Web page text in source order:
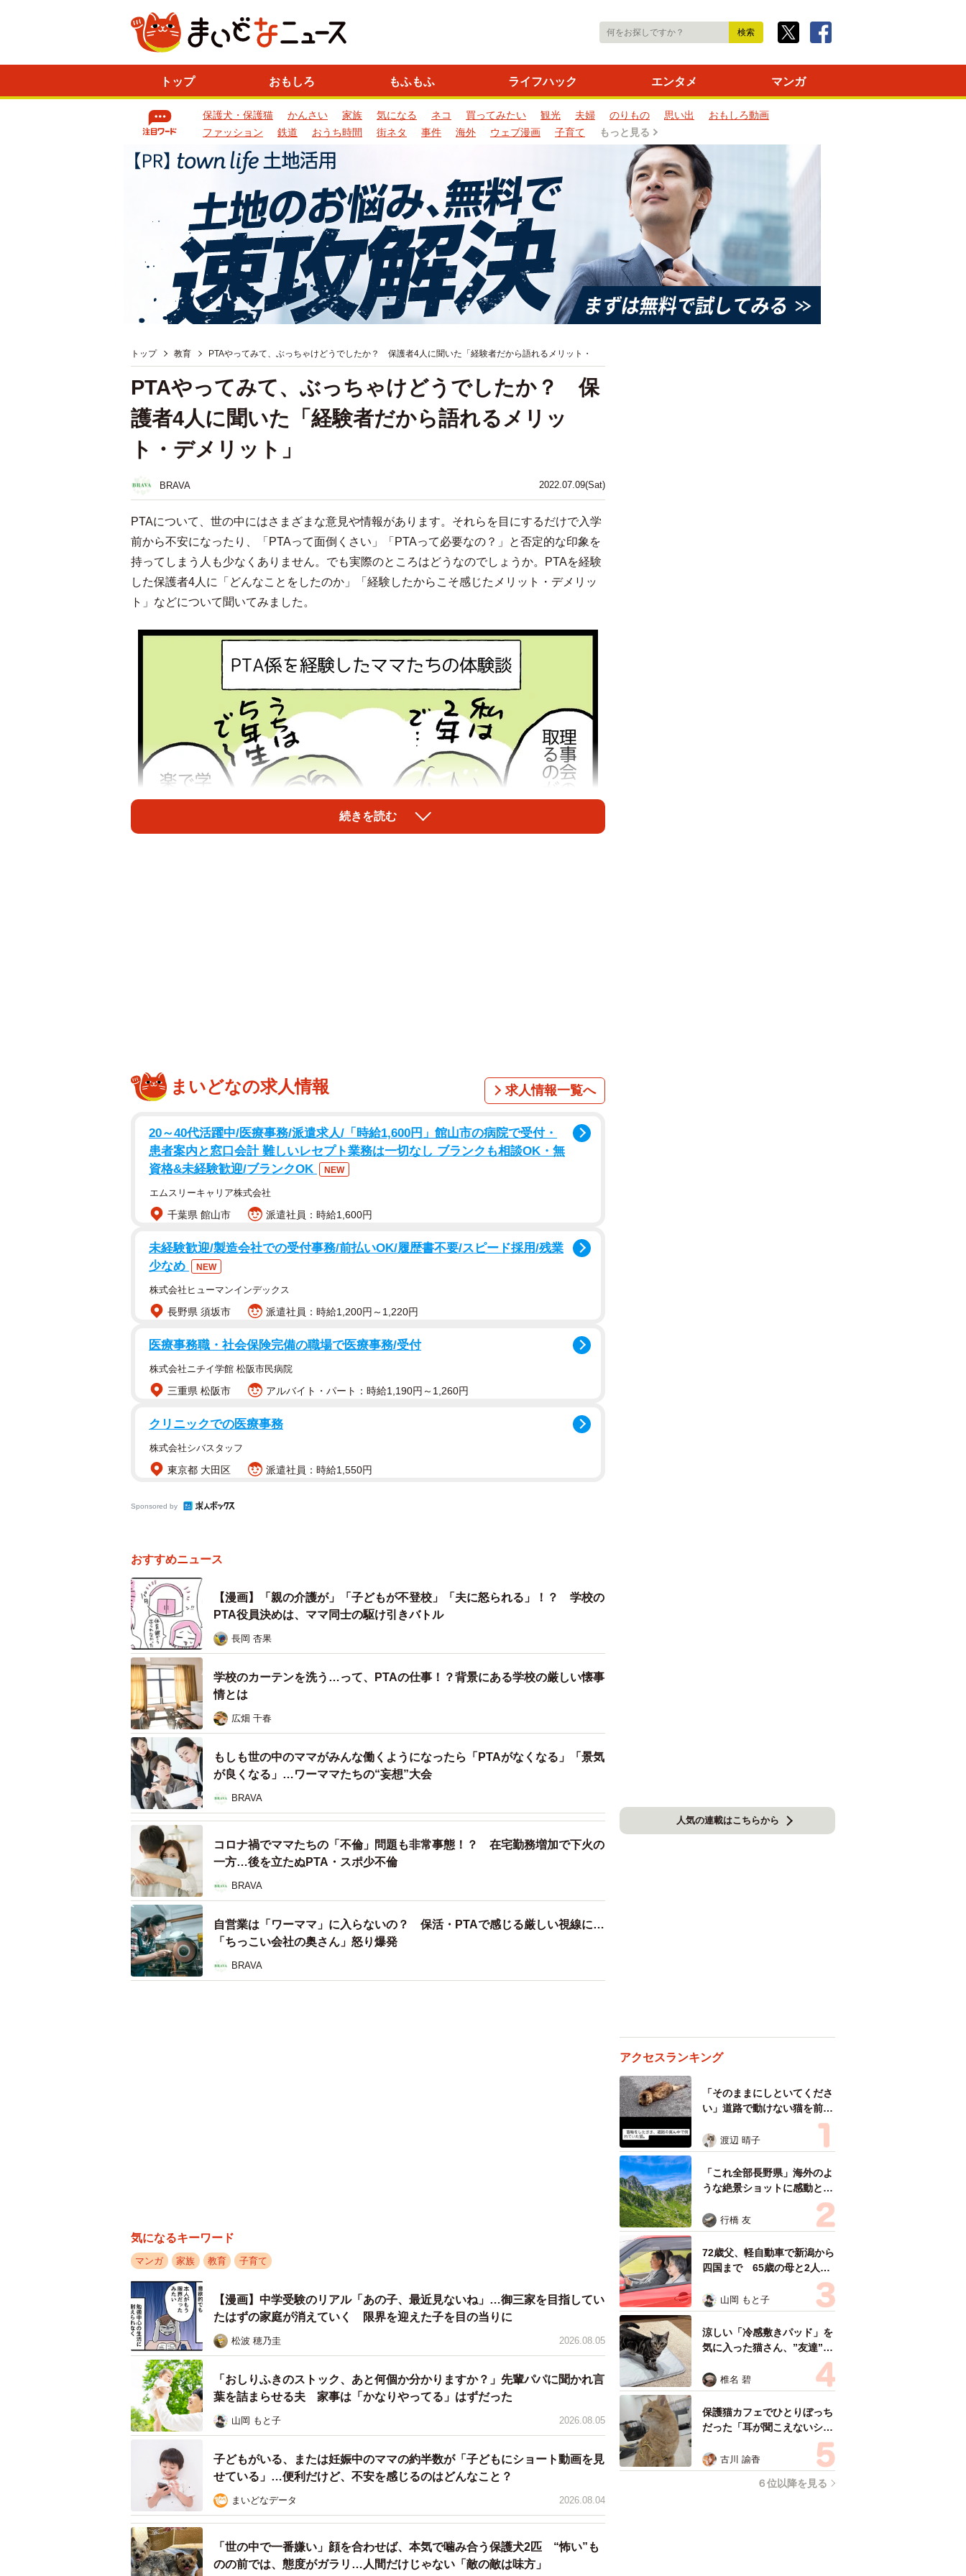
トップ おもしろ もふもふ ライフハック エンタメ マンガ
保護犬・保護猫 かんさい 家族 気になる ネコ 買ってみたい 観光 夫婦 のりもの 思い出
おもしろ動画
ファッション
鉄道 おうち時間 街ネタ 事件 海外 ウェブ漫画 子育て もっと見る
トップ 教育 PTAやってみて、ぶっちゃけどうでしたか？ 保護者4人に聞いた「経験者だから語れるメリット・
2022.07.09(Sat)
PTAやってみて、ぶっちゃけどうでしたか？ 保
護者4人に聞いた「経験者だから語れるメリッ
ト・デメリット」
BRAVA
PTAについて、世の中にはさまざまな意見や情報があります。それらを目にするだけで入学
前から不安になったり、「PTAって面倒くさい」「PTAって必要なの？」と否定的な印象を
持ってしまう人も少なくありません。でも実際のところはどうなのでしょうか。PTAを経験
した保護者4人に「どんなことをしたのか」「経験したからこそ感じたメリット・デメリッ
ト」などについて聞いてみました。
にリサーチして、働いていても割とやりやすい係に立候補したというMさん（子ども8歳／
小学校3年生）に聞きました。
◇ ◇
▽どんな係を担当した？
子どもが小学校1年生のとき「学年代表係」といって、主にPTAが学校全体に伝えたいこと
などをクラスに一斉メールするという役割です。
▽具体的にどんなことするの？
PTAの役員さんから「この内容を流してください」というメールが来たら、クラス全員にメ
ールを流します。お互いのアドレスが分からないよう宛先をBccにしたり、簡単な時候の挨
拶を入れたり。お知らせ事項やイベントの注意事項くらいだったので、1学期に2～3回送る
メールを送っていました。そのほかは2カ月に1回開催されるPTA理事会に出席する、運動会
や合唱コンクールなどのイベントのときに受付や誘導などのお手伝いをする…くらいでし
た。
▽一番苦労したこと
苦労したというか、理事会のたびに半休を取るのがキツかったです。2人体制だったので、2
学期以降は出席も分担し、出席回数も減って楽になりましたね。
▽経験したからこそ感じたメリットとデメリット
かったですね。デメリットと言えるか分かりませんが、一度PTAをやると「経験者」とみな
され、また数年後も何かやってくれるよね？的な空気があるのでそれがちょっと困りまし
た。
▽具体的にどんなことするの？
た。作業内容としては、
・お祭りの1カ月ほど前に近所にあいさつ回り、お祭りのポスターを貼る（場所は毎年決ま
っている）
・祭り前日に小学校の保管場所から綿あめ製造機（？）を校庭の定位置に設置して、諸々作
業しやすいように準備する（もちろん数人で）。
・祭り当日（2日間のどちらか）に綿あめ作成と露店に並んでいる人の誘導を交代で行う
・祭り後の撤去、翌日の掃除（これはほぼ全員で）
という感じでしたが、2日間ともフォローなどでなにかしらバタバタ動いていました。
▽一番苦労したこと
当時まだ下の子が1歳だったので、主人や母に私がいない間の世話をお願いしなければいけ
なかったことです。特に当日2日間は、お祭り自体が16時～18時半だったので、後片付けや
掃除などでけっこう遅くまでかかってしまい、下の子が大泣きして主人や母が大変だったこ
とですかね。
続きを読む
まいどなの求人情報 求人情報一覧へ
20～40代活躍中/医療事務/派遣求人/「時給1,600円」館山市の病院で受付・
患者案内と窓口会計 難しいレセプト業務は一切なし ブランクも相談OK・無
資格&未経験歓迎/ブランクOK
NEW
エムスリーキャリア株式会社
千葉県 館山市 派遣社員：時給1,600円
未経験歓迎/製造会社での受付事務/前払いOK/履歴書不要/スピード採用/残業
少なめ
NEW
株式会社ヒューマンインデックス
長野県 須坂市 派遣社員：時給1,200円～1,220円
医療事務職・社会保険完備の職場で医療事務/受付
株式会社ニチイ学館 松阪市民病院
三重県 松阪市 アルバイト・パート：時給1,190円～1,260円
クリニックでの医療事務
株式会社シバスタッフ
東京都 大田区 派遣社員：時給1,550円
Sponsored by
おすすめニュース
【漫画】「親の介護が」「子どもが不登校」「夫に怒られる」！？ 学校の
PTA役員決めは、ママ同士の駆け引きバトル
長岡 杏果
学校のカーテンを洗う…って、PTAの仕事！？背景にある学校の厳しい懐事
情とは
広畑 千春
もしも世の中のママがみんな働くようになったら「PTAがなくなる」「景気
が良くなる」…ワーママたちの“妄想”大会
BRAVA
コロナ禍でママたちの「不倫」問題も非常事態！？ 在宅勤務増加で下火の
一方…後を立たぬPTA・スポ少不倫
BRAVA
自営業は「ワーママ」に入らないの？ 保活・PTAで感じる厳しい視線に…
「ちっこい会社の奥さん」怒り爆発
BRAVA
気になるキーワード
マンガ 家族 教育 子育て
【漫画】中学受験のリアル「あの子、最近見ないね」…御三家を目指してい
たはずの家庭が消えていく 限界を迎えた子を目の当りに
松波 穂乃圭 2026.08.05
「おしりふきのストック、あと何個か分かりますか？」先輩パパに聞かれ言
葉を詰まらせる夫 家事は「かなりやってる」はずだった
山岡 もと子 2026.08.05
子どもがいる、または妊娠中のママの約半数が「子どもにショート動画を見
せている」…便利だけど、不安を感じるのはどんなこと？
まいどなデータ 2026.08.04
「世の中で一番嫌い」顔を合わせば、本気で噛み合う保護犬2匹 “怖い”も
のの前では、態度がガラリ…人間だけじゃない「敵の敵は味方」
人気の連載はこちらから
アクセスランキング
「そのままにしといてくださ
い」道路で動けない猫を前に
返された一言… 懸命に生き
ようとした4日間 「命の重
さはみんな同じ」保護団体代
表の訴え
渡辺 晴子
「これ全部長野県」海外のよ
うな絶景ショットに感動と反
響「離れてからいいところだ
ったんだって気づいた」
行橋 友
72歳父、軽自動車で新潟から
四国まで 65歳の母と2人で
3泊4日の旅 パーキングの休
憩まで分刻み… 「大学生で
も組まねえよ！」
山岡 もと子
涼しい「冷感敷きパッド」を
気に入った猫さん、”友達”を
ヨイショヨイショとご招待、
毛づくろいでおもてなし
椎名 碧
保護猫カフェでひとりぼっち
だった「耳が聞こえないシニ
ア猫」と運命の出会い→重度
のペットロスで適応障害だっ
た女性の人生が一変
古川 諭香
６位以降を見る